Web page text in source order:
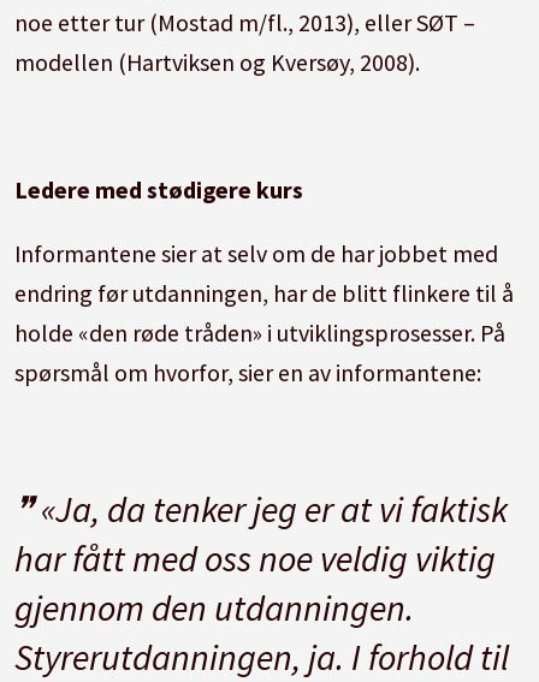
noe etter tur (Mostad m/fl., 2013), eller SØT –
modellen (Hartviksen og Kversøy, 2008).
Ledere med stødigere kurs
Informantene sier at selv om de har jobbet med
endring før utdanningen, har de blitt flinkere til å
holde «den røde tråden» i utviklingsprosesser. På
spørsmål om hvorfor, sier en av informantene:
«Ja, da tenker jeg er at vi faktisk
har fått med oss noe veldig viktig
gjennom den utdanningen.
Styrerutdanningen, ja. I forhold til